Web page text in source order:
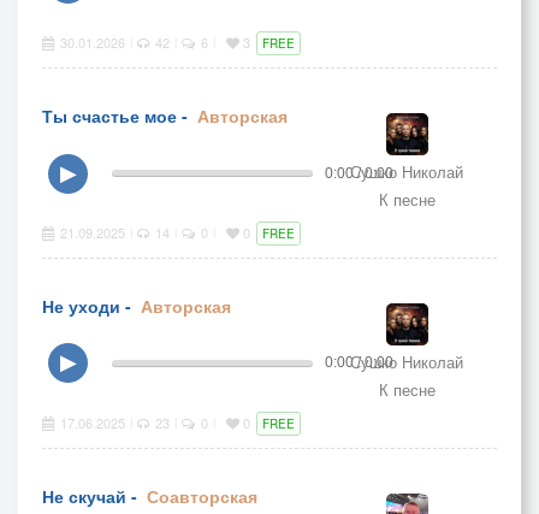
30.01.2026 42 6 3 FREE
Ты счастье мое - Авторская
Сушко Николай
К песне
▶ 0:00 / 0:00
21.09.2025 14 0 0 FREE
Не уходи - Авторская
Сушко Николай
К песне
▶ 0:00 / 0:00
17.06.2025 23 0 0 FREE
Не скучай - Соавторская